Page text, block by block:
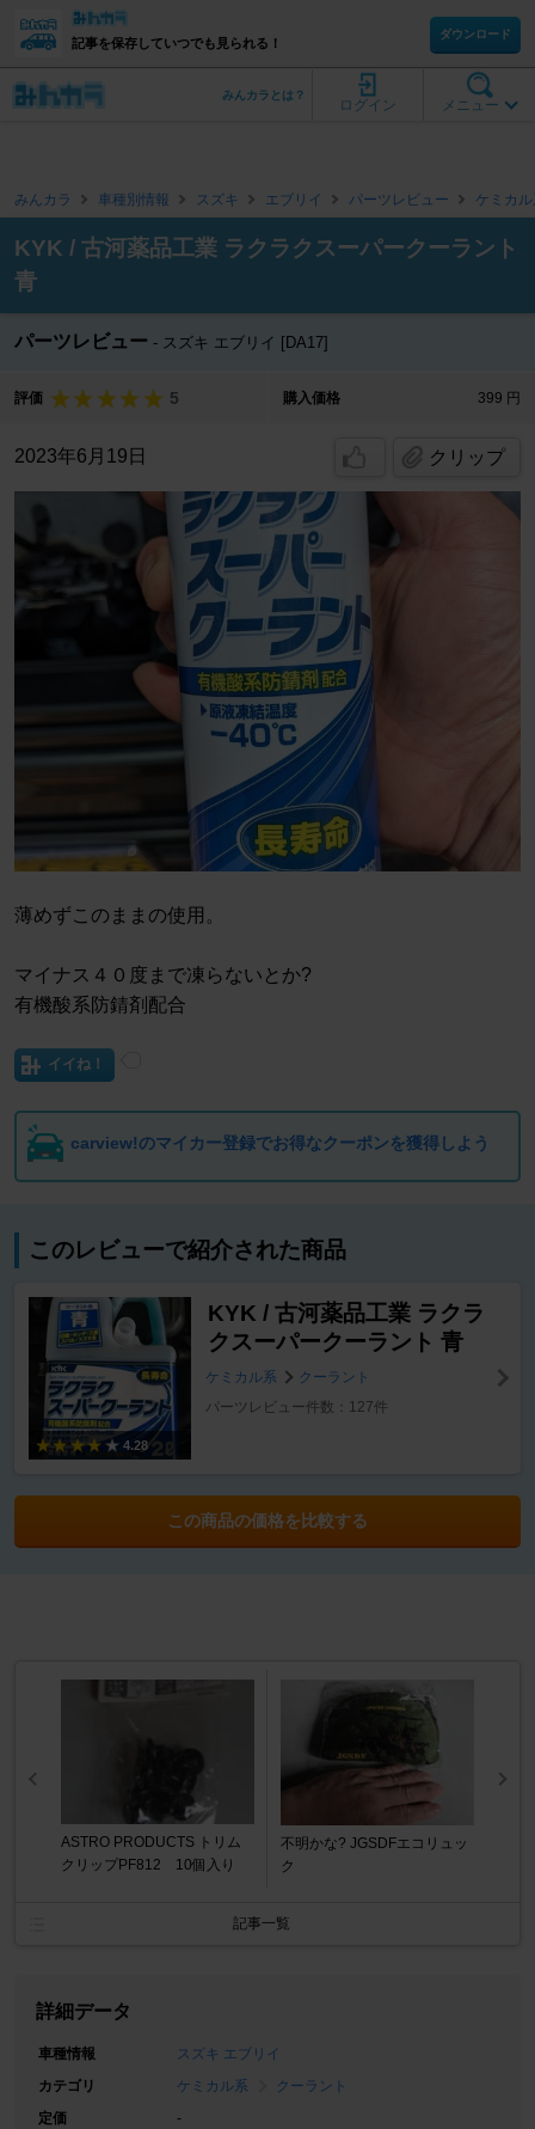
記事を保存していつでも見られる！
ダウンロード
メニュー
ログイン
みんカラとは？
みんカラ 車種別情報 スズキ エブリイ パーツレビュー ケミカ
KYK / 古河薬品工業 ラクラクスーパークーラント
青
パーツレビュー スズキ エブリイ [DA17]
評価 5 購入価格 399 円
2023年6月19日 クリップ
薄めずこのままの使用。
マイナス４０度まで凍らないとか?
有機酸系防錆剤配合
イイね！
carview!のマイカー登録でお得なクーポンを獲得しよう
このレビューで紹介された商品
4.28
KYK / 古河薬品工業 ラクラ
クスーパークーラント 青
ケミカル系
クーラント
パーツレビュー件数：127件
この商品の価格を比較する
ASTRO PRODUCTS トリム
クリップPF812 10個入り
不明かな? JGSDFエコリュッ
ク
記事一覧
詳細データ
車種情報
スズキ エブリイ
カテゴリ
ケミカル系
クーラント
定価
-